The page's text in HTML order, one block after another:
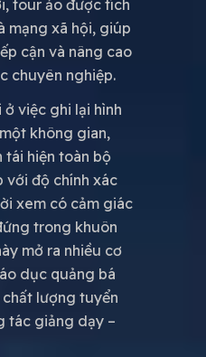
tour ảo được tích
mạng xã hội, giúp
cận và nâng cao
chuyên nghiệp.
việc ghi lại hình
không gian,
tái hiện toàn bộ
với độ chính xác
xem có cảm giác
trong khuôn
mở ra nhiều cơ
dục quảng bá
chất lượng tuyển
tác giảng dạy –